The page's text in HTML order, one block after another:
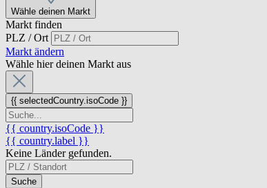
Wähle deinen Markt
Markt finden
PLZ / Ort
Markt ändern
Wähle hier deinen Markt aus
{{ selectedCountry.isoCode }}
{{ country.isoCode }}
{{ country.label }}
Keine Länder gefunden.
Suche